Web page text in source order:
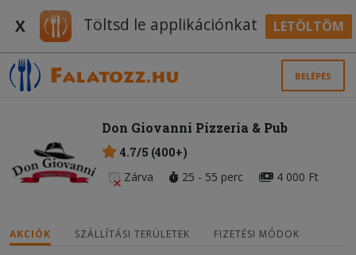
X Töltsd le applikációnkat LETÖLTÖM
BELÉPÉS
Don Giovanni Pizzeria & Pub
4.7/5 (400+)
Zárva
25 - 55 perc 4 000 Ft
AKCIÓK SZÁLLÍTÁSI TERÜLETEK FIZETÉSI MÓDOK